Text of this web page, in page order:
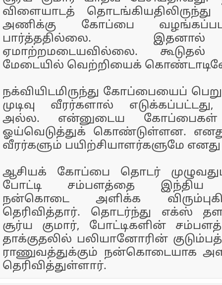
விளையாடத்
அணிக்கு கோப்பை
பார்த்ததில்லை.
ஏமாற்றமடையவில்லை. கூடுதல்
மேடையில் வெற்றியைக்
நக்வியிடமிருந்து கோப்பையைப்
முடிவு வீரர்களால்
அல்ல. என்னுடைய கோப்பைகள்
ஓய்வெடுத்துக் கொண்டுள்ளன.
வீரர்களும் பயிற்சியாளர்களுமே
ஆசியக் கோப்பை தொடர்
போட்டி சம்பளத்தை இந்திய
நன்கொடை அளிக்க
தெரிவித்தார். தொடர்ந்து எக்ஸ்
சூர்ய குமார், போட்டிகளின்
தாக்குதலில் பலியானோரின்
ராணுவத்துக்கும் நன்கொடையாக
தெரிவித்துள்ளார்.